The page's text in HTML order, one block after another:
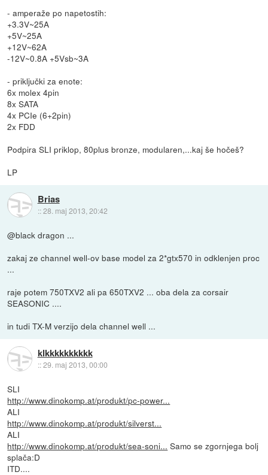
- amperaže po napetostih:
+3.3V~25A
+5V~25A
+12V~62A
-12V~0.8A +5Vsb~3A
- priključki za enote:
6x molex 4pin
8x SATA
4x PCIe (6+2pin)
2x FDD
Podpira SLI priklop, 80plus bronze, modularen,...kaj še hočeš?
LP
Brias
::28. maj 2013, 20:42
@black dragon ...
zakaj ze channel well-ov base model za 2*gtx570 in odklenjen proc
...
raje potem 750TXV2 ali pa 650TXV2 ... oba dela za corsair
SEASONIC ....
in tudi TX-M verzijo dela channel well ...
klkkkkkkkkkk
::29. maj 2013, 00:00
SLI
http://www.dinokomp.at/produkt/pc-power...
ALI
http://www.dinokomp.at/produkt/silverst...
ALI
http://www.dinokomp.at/produkt/sea-soni... Samo se zgornjega bolj
splača:D
ITD....